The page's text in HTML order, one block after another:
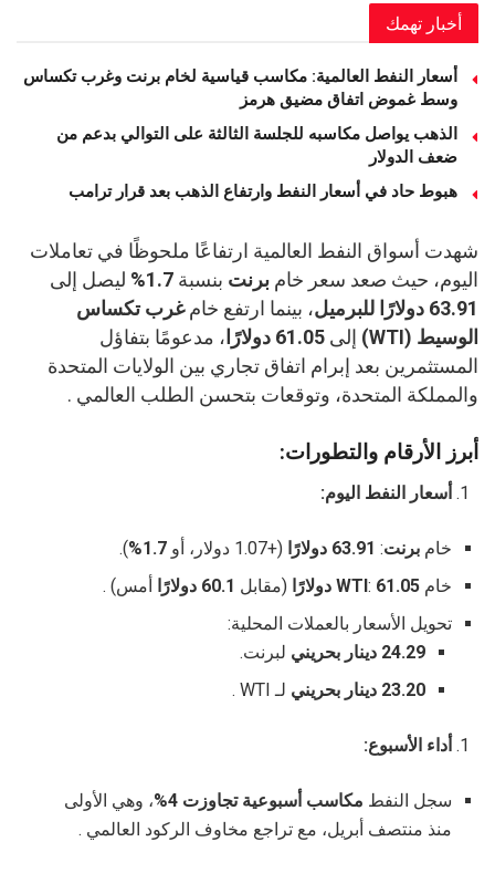
أخبار تهمك
أسعار النفط العالمية: مكاسب قياسية لخام برنت وغرب تكساس
وسط غموض اتفاق مضيق هرمز
الذهب يواصل مكاسبه للجلسة الثالثة على التوالي بدعم من
ضعف الدولار
هبوط حاد في أسعار النفط وارتفاع الذهب بعد قرار ترامب
شهدت أسواق النفط العالمية ارتفاعًا ملحوظًا في تعاملات
اليوم، حيث صعد سعر خام برنت بنسبة 1.7%
ليصل إلى
63.91 دولارًا للبرميل
، بينما ارتفع خامغرب تكساس
الوسيط (WTI)
إلى 61.05 دولارًا
، مدعومًا بتفاؤل
المستثمرين بعد إبرام اتفاق تجاري بين الولايات المتحدة
والمملكة المتحدة، وتوقعات بتحسن الطلب العالمي .
أبرز الأرقام والتطورات:
أسعار النفط اليوم:
خام برنت: 63.91 دولارًا (+1.07 دولار، أو 1.7%
).
خام
WTI: 61.05 دولارًا (مقابل 60.1 دولارًا
أمس) .
تحويل الأسعار بالعملات المحلية:
24.29 دينار بحريني
لبرنت.
23.20 دينار بحريني
لـ WTI .
أداء الأسبوع:
سجل النفط مكاسب أسبوعية تجاوزت 4%
، وهي الأولى
منذ منتصف أبريل، مع تراجع مخاوف الركود العالمي .